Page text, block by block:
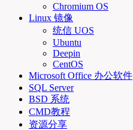
Chromium OS
Linux 镜像
统信 UOS
Ubuntu
Deepin
CentOS
Microsoft Office 办公软件
SQL Server
BSD 系统
CMD教程
资源分享